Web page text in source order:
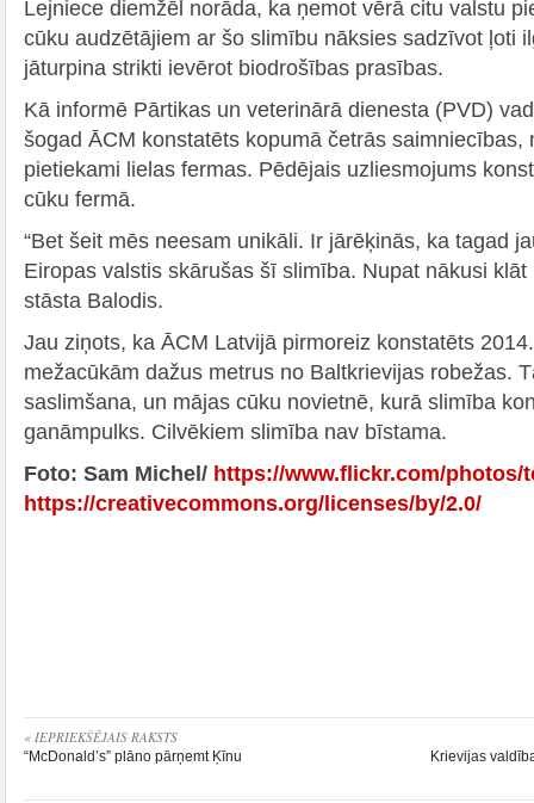
Lejniece diemžēl norāda, ka ņemot vērā citu valstu
cūku audzētājiem ar šo slimību nāksies sadzīvot ļoti
jāturpina strikti ievērot biodrošības prasības.
Kā informē Pārtikas un veterinārā dienesta (PVD)
šogad ĀCM konstatēts kopumā četrās saimniecības,
pietiekami lielas fermas. Pēdējais uzliesmojums
cūku fermā.
“Bet šeit mēs neesam unikāli. Ir jārēķinās, ka tagad
Eiropas valstis skārušas šī slimība. Nupat nākusi klāt
stāsta Balodis.
Jau ziņots, ka ĀCM Latvijā pirmoreiz konstatēts
mežacūkām dažus metrus no Baltkrievijas robežas.
saslimšana, un mājas cūku novietnē, kurā slimība
ganāmpulks. Cilvēkiem slimība nav bīstama.
Foto: Sam Michel/ https://www.flickr.com/photos/
https://creativecommons.org/licenses/by/2.0/
« IEPRIEKŠĒJAIS RAKSTS
“McDonald’s” plāno pārņemt Ķīnu Krievijas